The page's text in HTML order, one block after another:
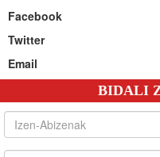
Facebook
Twitter
Email
BIDALI